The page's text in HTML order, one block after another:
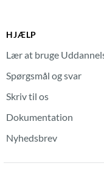
HJÆLP
Lær at bruge
Spørgsmål og svar
Skriv til os
Dokumentation
Nyhedsbrev